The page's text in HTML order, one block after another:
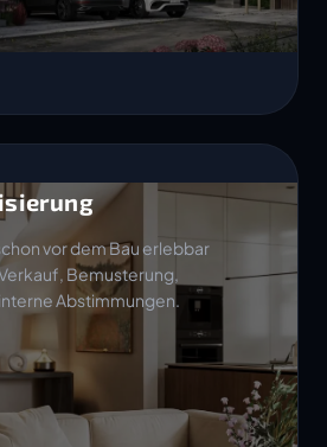
vor dem Bau erlebbar
Bemusterung,
Abstimmungen.